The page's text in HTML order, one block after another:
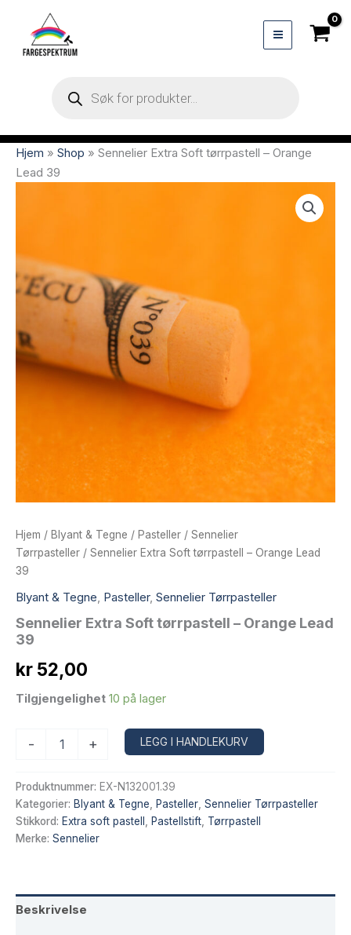
search
Hjem » Shop » Sennelier Extra Soft tørrpastell – Orange
Lead 39
Hjem / Blyant & Tegne / Pasteller / Sennelier
Tørrpasteller / Sennelier Extra Soft tørrpastell – Orange Lead
39
Blyant & Tegne, Pasteller, Sennelier Tørrpasteller
Sennelier Extra Soft tørrpastell – Orange Lead
39
kr 52,00
Tilgjengelighet 10 på lager
-
tørrpastell
–
Orange
Lead
39
+ LEGG I HANDLEKURV
Produktnummer: EX-N132001.39
Kategorier: Blyant & Tegne Pasteller Sennelier Tørrpasteller
Stikkord: Extra soft pastell Pastellstift Tørrpastell
Merke: Sennelier
Beskrivelse